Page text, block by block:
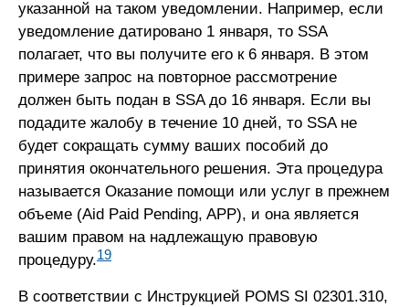
указанной на таком уведомлении. Например, если
уведомление датировано 1 января, то SSA
полагает, что вы получите его к 6 января. В этом
примере запрос на повторное рассмотрение
должен быть подан в SSA до 16 января. Если вы
подадите жалобу в течение 10 дней, то SSA не
будет сокращать сумму ваших пособий до
принятия окончательного решения. Эта процедура
называется Оказание помощи или услуг в прежнем
объеме (Aid Paid Pending, APP), и она является
вашим правом на надлежащую правовую
процедуру.19
В соответствии с Инструкцией POMS SI 02301.310,